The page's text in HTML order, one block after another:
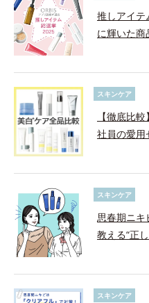
推しアイテ
に輝いた商
スキンケア
【徹底比
社員の愛用
スキンケア
思春期ニキ
教える“正
スキンケア